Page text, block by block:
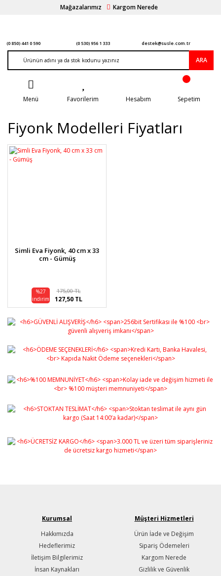
Mağazalarımız Kargom Nerede
(0 850) 441 0 590 (0 530) 956 1 333 destek@susle.com.tr
ARA
Menü Favorilerim Hesabım Sepetim
Fiyonk Modelleri Fiyatları
Simli Eva Fiyonk, 40 cm x 33
cm - Gümüş
%27
indirim
175,00 TL
127,50 TL
Kurumsal
Hakkımızda
Hedeflerimiz
İletişim Bilgilerimiz
İnsan Kaynakları
Müşteri Hizmetleri
Ürün İade ve Değişim
Sipariş Ödemeleri
Kargom Nerede
Gizlilik ve Güvenlik